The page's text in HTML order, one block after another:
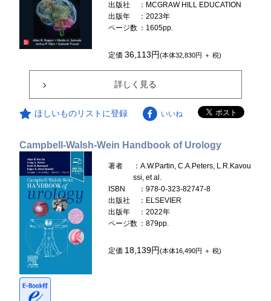
出版社
：MCGRAW HILL EDUCATION
出版年
：2023年
ページ数 ：1605pp.
定価36,113円(本体32,830円 ＋ 税)
詳しく見る
ほしいものリストに登録 いいね
Campbell-Walsh-Wein Handbook of Urology
著者
：A.W.Partin, C.A.Peters, L.R.Kavou
ssi, et al.
ISBN
：978-0-323-82747-8
出版社
：ELSEVIER
出版年
：2022年
ページ数 ：879pp.
定価 18,139円(本体16,490円 ＋ 税)